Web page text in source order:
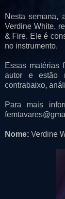
Nesta semana,
Verdine White,
& Fire. Ele é
no instrumento.
Essas matérias
autor e estão
contrabaixo,
Para mais
Nome: Verdine